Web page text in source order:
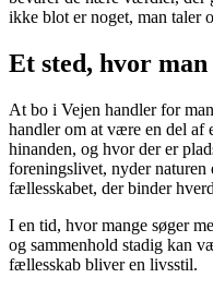
ikke blot er noget, man taler
Et sted, hvor
At bo i Vejen handler for
handler om at være en del af
hinanden, og hvor der er
foreningslivet, nyder naturen
fællesskabet, der binder
I en tid, hvor mange søger
og sammenhold stadig kan
fællesskab bliver en livsstil.